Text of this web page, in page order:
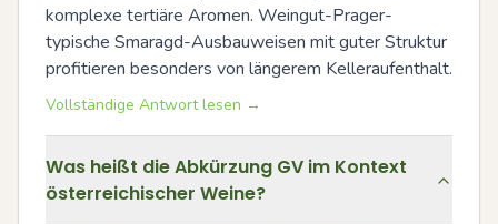
komplexe tertiäre Aromen. Weingut-Prager-
typische Smaragd-Ausbauweisen mit guter Struktur
profitieren besonders von längerem Kelleraufenthalt.
Vollständige Antwort lesen →
Was heißt die Abkürzung GV im Kontext
österreichischer Weine?